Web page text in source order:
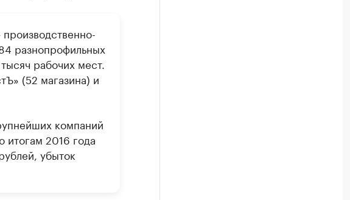
разнопрофильных
рабочих мест.
(52 магазина) и
компаний
итогам 2016 года
убыток